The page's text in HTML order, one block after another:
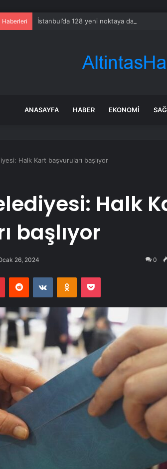
Haberleri İstanbul’da 128 yeni noktaya daha EDS
ANASAYFA HABER EKONOMI
Halk Kart başvuruları başlıyor
Halk
başlıyor
26, 2024 0
PinterestReddit VKontakteOdnoklassniki
Pocket